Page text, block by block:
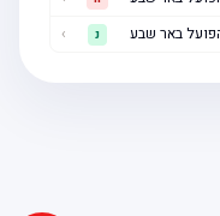
באר שבע